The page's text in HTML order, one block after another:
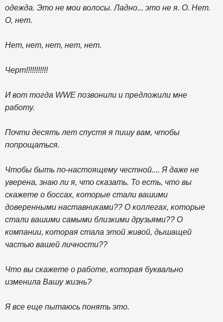
одежда. Это не мои волосы. Ладно... это не я. О. Нет.
О, нет.
Нет, нет, нет, нет, нет.
Черт!!!!!!!!!!!
И вот тогда WWE позвонили и предложили мне
работу.
Почти десять лет спустя я пишу вам, чтобы
попрощаться.
Чтобы быть по-настоящему честной.... Я даже не
уверена, знаю ли я, что сказать. То есть, что вы
скажете о боссах, которые стали вашими
доверенными наставниками?? О коллегах, которые
стали вашими самыми близкими друзьями?? О
компании, которая стала этой живой, дышащей
частью вашей личности??
Что вы скажете о работе, которая буквально
изменила Вашу жизнь?
Я все еще пытаюсь понять это.